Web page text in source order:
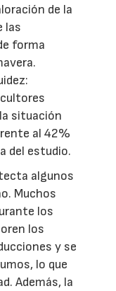
de la
las
forma
situación
al 42%
del estudio.
algunos
Muchos
los
los
y se
lo que
Además, la